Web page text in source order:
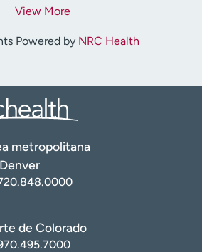
View More
Powered by NRC Health
metropolitana
de Colorado